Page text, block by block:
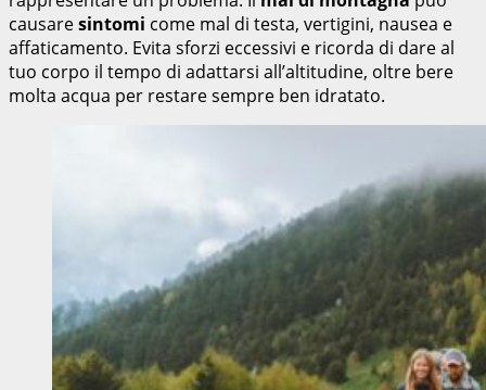
causaresintomi come mal di testa, vertigini, nausea e
affaticamento. Evita sforzi eccessivi e ricorda di dare al
tuo corpo il tempo di adattarsi all’altitudine, oltre bere
molta acqua per restare sempre ben idratato.